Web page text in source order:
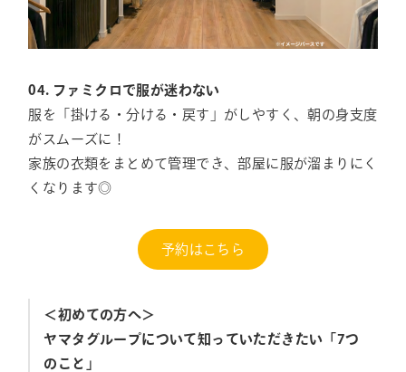
04. ファミクロで服が迷わない
服を「掛ける・分ける・戻す」がしやすく、朝の身支度
がスムーズに！
家族の衣類をまとめて管理でき、部屋に服が溜まりにく
くなります◎
予約はこちら
＜初めての方へ＞
ヤマタグループについて知っていただきたい「7つ
のこと」